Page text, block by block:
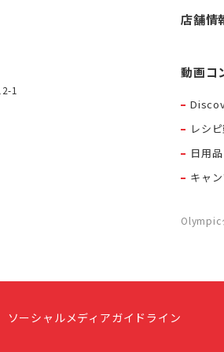
1
店舗情
動画コ
レシ
日用
キャ
Olympic
ソーシャルメディアガイドライン